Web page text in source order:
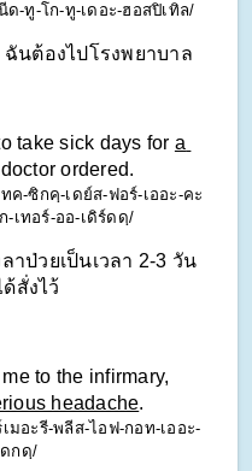
-ทู-โก-ทู-เดอะ-ฮอสปิเทิล/
นต้องไปโรงพยาบาล
take sick days for a
ordered.
ค-ซิกคฺ-เดย์ส-ฟอร์-เออะ-คะ
-เทอร์-ออ-เดิร์ดดฺ/
ป่วยเป็นเวลา 2-3 วัน
สั่งไว้
to the infirmary,
headache.
มอะรี-พลีส-ไอฟ-กอท-เออะ-
ดกดฺ/